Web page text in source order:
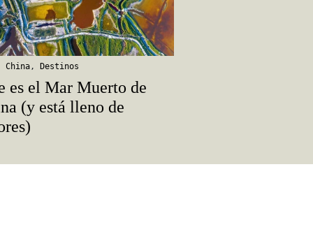
China, Destinos
es el Mar Muerto de
(y está lleno de